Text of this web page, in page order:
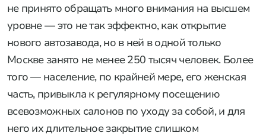
не принято обращать много внимания на высшем
уровне — это не так эффектно, как открытие
нового автозавода, но в ней в одной только
Москве занято не менее 250 тысяч человек. Более
того — население, по крайней мере, его женская
часть, привыкла к регулярному посещению
всевозможных салонов по уходу за собой, и для
него их длительное закрытие слишком